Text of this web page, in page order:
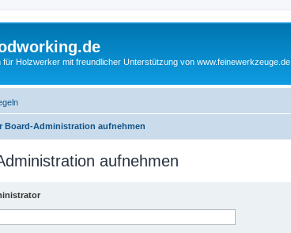
für Holzwerker mit freundlicher Unterstützung von www.feinewerkzeuge.de
Board-Administration aufnehmen
aufnehmen